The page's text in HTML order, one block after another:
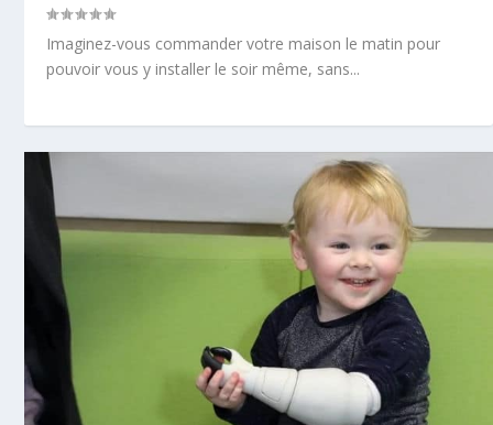
Imaginez-vous commander votre maison le matin pour
pouvoir vous y installer le soir même, sans...